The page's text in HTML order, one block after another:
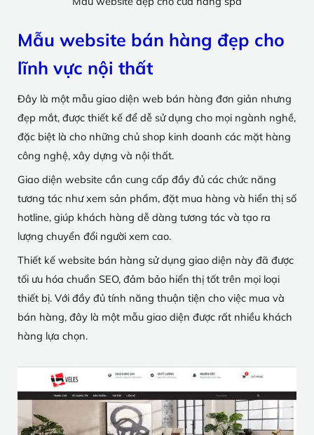
Mẫu website bán hàng đẹp cho
lĩnh vực nội thất
Đây là một mẫu giao diện web bán hàng đơn giản nhưng
đẹp mắt, được thiết kế để dễ sử dụng cho mọi ngành nghề,
đặc biệt là cho những chủ shop kinh doanh các mặt hàng
công nghệ, xây dựng và nội thất.
Giao diện website cần cung cấp đầy đủ các chức năng
tương tác như xem sản phẩm, đặt mua hàng và hiển thị số
hotline, giúp khách hàng dễ dàng tương tác và tạo ra
lượng chuyển đổi người xem cao.
Thiết kế website bán hàng sử dụng giao diện này đã được
tối ưu hóa chuẩn SEO, đảm bảo hiển thị tốt trên mọi loại
thiết bị. Với đầy đủ tính năng thuận tiện cho việc mua và
bán hàng, đây là một mẫu giao diện được rất nhiều khách
hàng lựa chọn.